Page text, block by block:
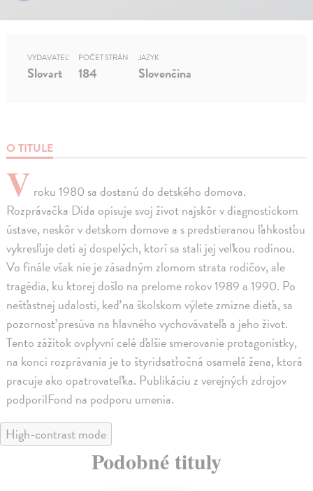
O TITULE
V roku 1980 sa dostanú do detského domova.
Rozprávačka Dida opisuje svoj život najskôr v diagnostickom
ústave, neskôr v detskom domove a s predstieranou ľahkosťou
vykresľuje deti aj dospelých, ktorí sa stali jej veľkou rodinou.
Vo finále však nie je zásadným zlomom strata rodičov, ale
tragédia, ku ktorej došlo na prelome rokov 1989 a 1990. Po
nešťastnej udalosti, keď na školskom výlete zmizne dieťa, sa
pozornosť presúva na hlavného vychovávateľa a jeho život.
Tento zážitok ovplyvní celé ďalšie smerovanie protagonistky,
na konci rozprávania je to štyridsaťročná osamelá žena, ktorá
pracuje ako opatrovateľka. Publikáciu z verejných zdrojov
podporilFond na podporu umenia.
VYDAVATEĽ
Slovart
POČET STRÁN
184
JAZYK
Slovenčina
High-contrast mode
Podobné tituly